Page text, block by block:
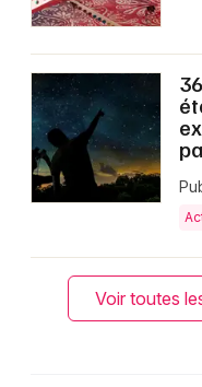
Voir toutes